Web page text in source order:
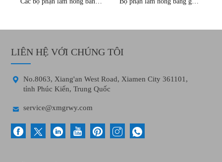
LIÊN HỆ VỚI CHÚNG TÔI

No.8063, Xiang'an West Road, Xiamen City 361101,
tỉnh Phúc Kiến, Trung Quốc
 service@xmgrwy.com